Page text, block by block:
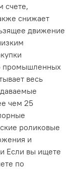
счете,
снижает
движение
промышленных
весь
чем 25
роликовые
и
Если вы ищете
по